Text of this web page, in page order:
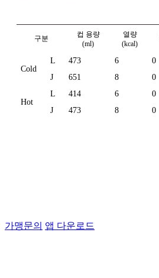
구분
컵 용량
(ml)
열량
(kcal)
Cold
L 473 6 0
J
651 8 0
Hot
L 414 6 0
J
473 8 0
가맹문의 앱 다운로드